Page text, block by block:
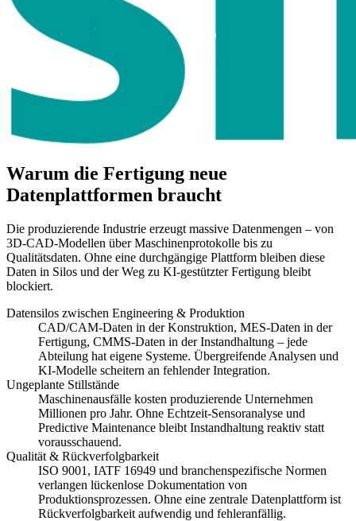
Warum die Fertigung neue
Datenplattformen braucht
Die produzierende Industrie erzeugt massive Datenmengen – von
3D-CAD-Modellen über Maschinenprotokolle bis zu
Qualitätsdaten. Ohne eine durchgängige Plattform bleiben diese
Daten in Silos und der Weg zu KI-gestützter Fertigung bleibt
blockiert.
Datensilos zwischen Engineering & Produktion
CAD/CAM-Daten in der Konstruktion, MES-Daten in der
Fertigung, CMMS-Daten in der Instandhaltung – jede
Abteilung hat eigene Systeme. Übergreifende Analysen und
KI-Modelle scheitern an fehlender Integration.
Ungeplante Stillstände
Maschinenausfälle kosten produzierende Unternehmen
Millionen pro Jahr. Ohne Echtzeit-Sensoranalyse und
Predictive Maintenance bleibt Instandhaltung reaktiv statt
vorausschauend.
Qualität & Rückverfolgbarkeit
ISO 9001, IATF 16949 und branchenspezifische Normen
verlangen lückenlose Dokumentation von
Produktionsprozessen. Ohne eine zentrale Datenplattform ist
Rückverfolgbarkeit aufwendig und fehleranfällig.